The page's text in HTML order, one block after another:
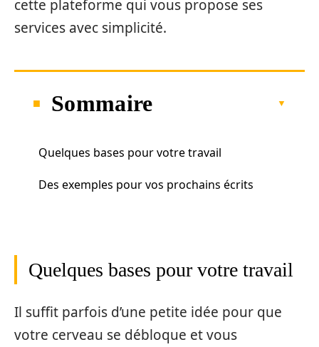
cette plateforme qui vous propose ses
services avec simplicité.
Sommaire
Quelques bases pour votre travail
Des exemples pour vos prochains écrits
Quelques bases pour votre travail
Il suffit parfois d’une petite idée pour que
votre cerveau se débloque et vous